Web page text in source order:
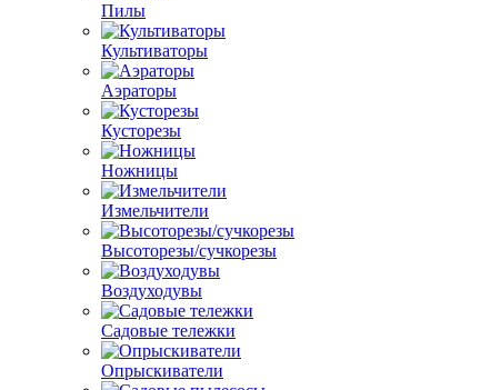
Пилы
Культиваторы
Аэраторы
Кусторезы
Ножницы
Измельчители
Высоторезы/сучкорезы
Воздуходувы
Садовые тележки
Опрыскиватели